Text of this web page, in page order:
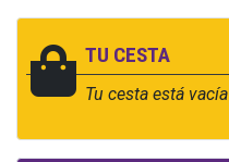
TU CESTA
Tu cesta está vacía